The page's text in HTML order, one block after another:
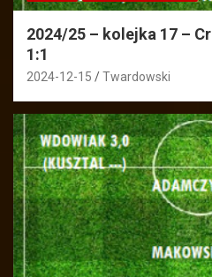
2024/25 – kolejka 17 –
1:1
2024-12-15 Twardowski